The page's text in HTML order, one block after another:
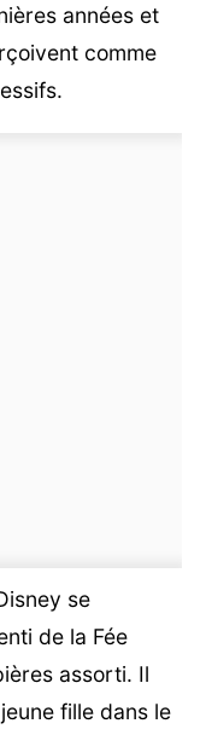
années et
comme
se
de la Fée
assorti. Il
fille dans le